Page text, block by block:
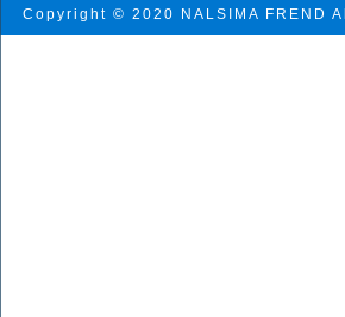
Copyright © 2020 NALSIMA FREND